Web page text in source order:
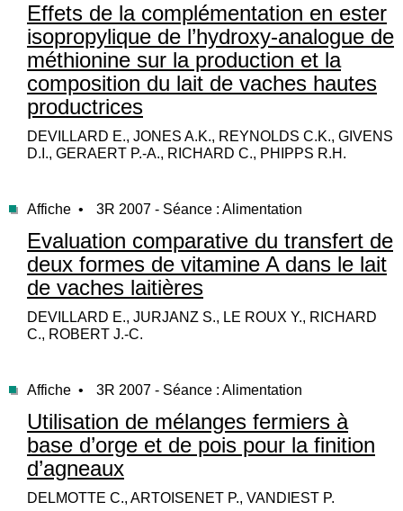
Effets de la complémentation en ester
isopropylique de l’hydroxy-analogue de
méthionine sur la production et la
composition du lait de vaches hautes
productrices
DEVILLARD E., JONES A.K., REYNOLDS C.K., GIVENS
D.I., GERAERT P.-A., RICHARD C., PHIPPS R.H.
Affiche • 3R 2007 - Séance : Alimentation
Evaluation comparative du transfert de
deux formes de vitamine A dans le lait
de vaches laitières
DEVILLARD E., JURJANZ S., LE ROUX Y., RICHARD
C., ROBERT J.-C.
Affiche • 3R 2007 - Séance : Alimentation
Utilisation de mélanges fermiers à
base d’orge et de pois pour la finition
d’agneaux
DELMOTTE C., ARTOISENET P., VANDIEST P.